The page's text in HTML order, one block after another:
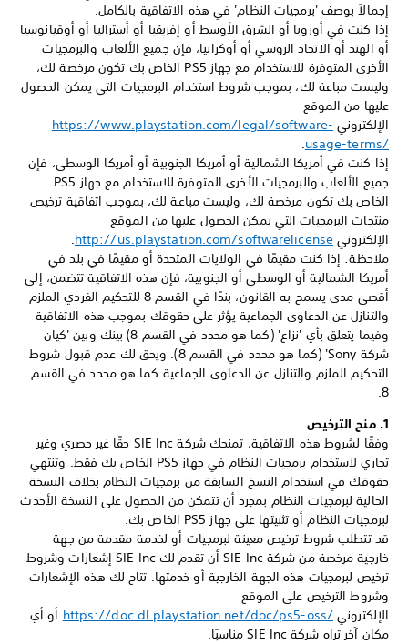
إجمالاً بوصف 'برمجيات النظام' في هذه الاتفاقية بالكامل.
إذا كنت في أوروبا أو الشرق الأوسط أو إفريقيا أو أستراليا أو أوقيانوسيا
أو الهند أو الاتحاد الروسي أو أوكرانيا، فإن جميع الألعاب والبرمجيات
الأخرى المتوفرة للاستخدام مع جهاز PS5 الخاص بك تكون مرخصة لك،
وليست مباعة لك، بموجب شروط استخدام البرمجيات التي يمكن الحصول
عليها من الموقع
الإلكتروني https://www.playstation.com/legal/software-
usage-terms/‎‏
.
إذا كنت في أمريكا الشمالية أو أمريكا الجنوبية أو أمريكا الوسطى، فإن
جميع الألعاب والبرمجيات الأخرى المتوفرة للاستخدام مع جهاز PS5
الخاص بك تكون مرخصة لك، وليست مباعة لك، بموجب اتفاقية ترخيص
منتجات البرمجيات التي يمكن الحصول عليها من الموقع
الإلكتروني http://us.playstation.com/softwarelicense‏
.
ملاحظة: إذا كنت مقيمًا في الولايات المتحدة أو مقيمًا في بلد في
أمريكا الشمالية أو الوسطى أو الجنوبية، فإن هذه الاتفاقية تتضمن، إلى
أقصى مدى يسمح به القانون، بندًا في القسم 8 للتحكيم الفردي الملزم
والتنازل عن الدعاوى الجماعية يؤثر على حقوقك بموجب هذه الاتفاقية
وفيما يتعلق بأي 'نزاع' (كما هو محدد في القسم 8) بينك وبين 'كيان
شركة Sony' (كما هو محدد في القسم 8)‏. ويحق لك عدم قبول شروط
التحكيم الملزم والتنازل عن الدعاوى الجماعية كما هو محدد في القسم
8‏.
1. منح الترخيص
وفقًا لشروط هذه الاتفاقية، تمنحك شركة SIE Inc حقًا غير حصري وغير
تجاري لاستخدام برمجيات النظام في جهاز PS5 الخاص بك فقط. وتنتهي
حقوقك في استخدام النسخ السابقة من برمجيات النظام بخلاف النسخة
الحالية لبرمجيات النظام بمجرد أن تتمكن من الحصول على النسخة الأحدث
لبرمجيات النظام أو تثبيتها على جهاز PS5 الخاص بك.
قد تتطلب شروط ترخيص معينة لبرمجيات أو لخدمة مقدمة من جهة
خارجية مرخصة من شركة SIE Inc أن تقدم لك SIE Inc إشعارات وشروط
ترخيص لبرمجيات هذه الجهة الخارجية أو خدمتها. تتاح لك هذه الإشعارات
وشروط الترخيص على الموقع
الإلكتروني https://doc.dl.playstation.net/doc/ps5-oss/‎ أو أي
مكان آخر تراه شركة SIE Inc مناسبًا.